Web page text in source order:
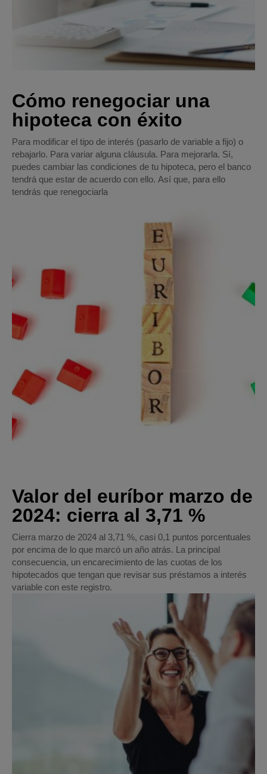
Cómo renegociar una
hipoteca con éxito
Para modificar el tipo de interés (pasarlo de variable a fijo) o
rebajarlo. Para variar alguna cláusula. Para mejorarla. Sí,
puedes cambiar las condiciones de tu hipoteca, pero el banco
tendrá que estar de acuerdo con ello. Así que, para ello
tendrás que renegociarla
Valor del euríbor marzo de
2024: cierra al 3,71 %
Cierra marzo de 2024 al 3,71 %, casi 0,1 puntos porcentuales
por encima de lo que marcó un año atrás. La principal
consecuencia, un encarecimiento de las cuotas de los
hipotecados que tengan que revisar sus préstamos a interés
variable con este registro.